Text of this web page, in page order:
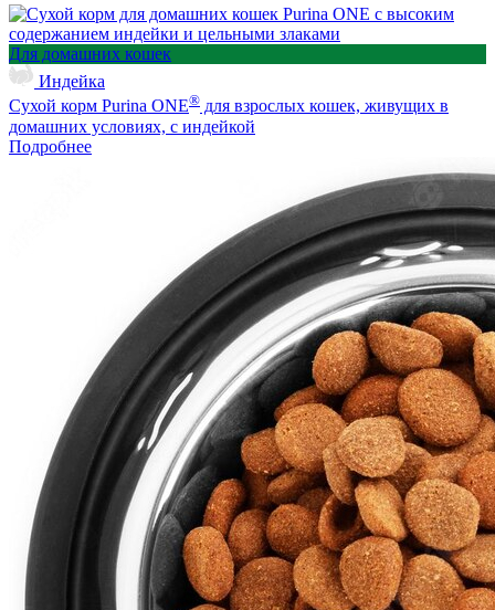
Для домашних кошек
Индейка
Сухой корм Purina ONE® для взрослых кошек, живущих в
домашних условиях, с индейкой
Подробнее